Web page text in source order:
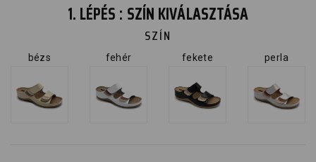
1. LÉPÉS : SZÍN KIVÁLASZTÁSA
SZÍN
bézs fehér fekete perla